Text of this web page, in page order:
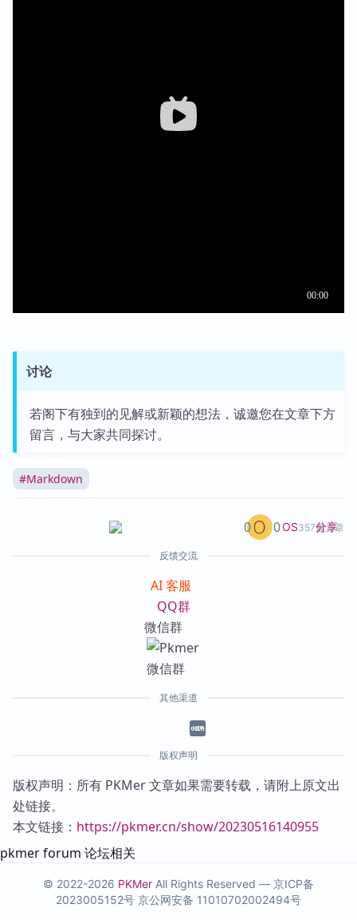
讨论
若阁下有独到的见解或新颖的想法，诚邀您在文章下方
留言，与大家共同探讨。
#Markdown
OS357篇文章
0 0 分享
反馈交流
AI 客服
QQ群
微信群
其他渠道
版权声明
版权声明：所有 PKMer 文章如果需要转载，请附上原文出
处链接。
本文链接： https://pkmer.cn/show/20230516140955
pkmer forum 论坛相关
© 2022-2026 PKMer All Rights Reserved — 京ICP备
2023005152号 京公网安备 11010702002494号